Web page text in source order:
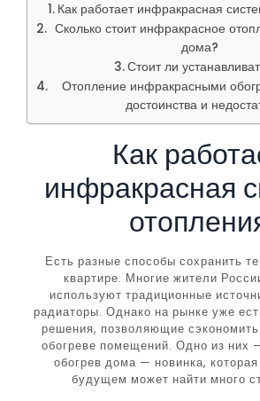
Как работает инфракрасная
Сколько стоит инфракрасное
дома?
Стоит ли
Отопление инфракрасными
достоинства и
Как
инфракрасная
Есть разные способы сохранить
квартире. Многие жители
используют традиционные
радиаторы. Однако на рынке уже
решения, позволяющие
обогреве помещений. Одно из них
обогрев дома — новинка,
будущем может найти много